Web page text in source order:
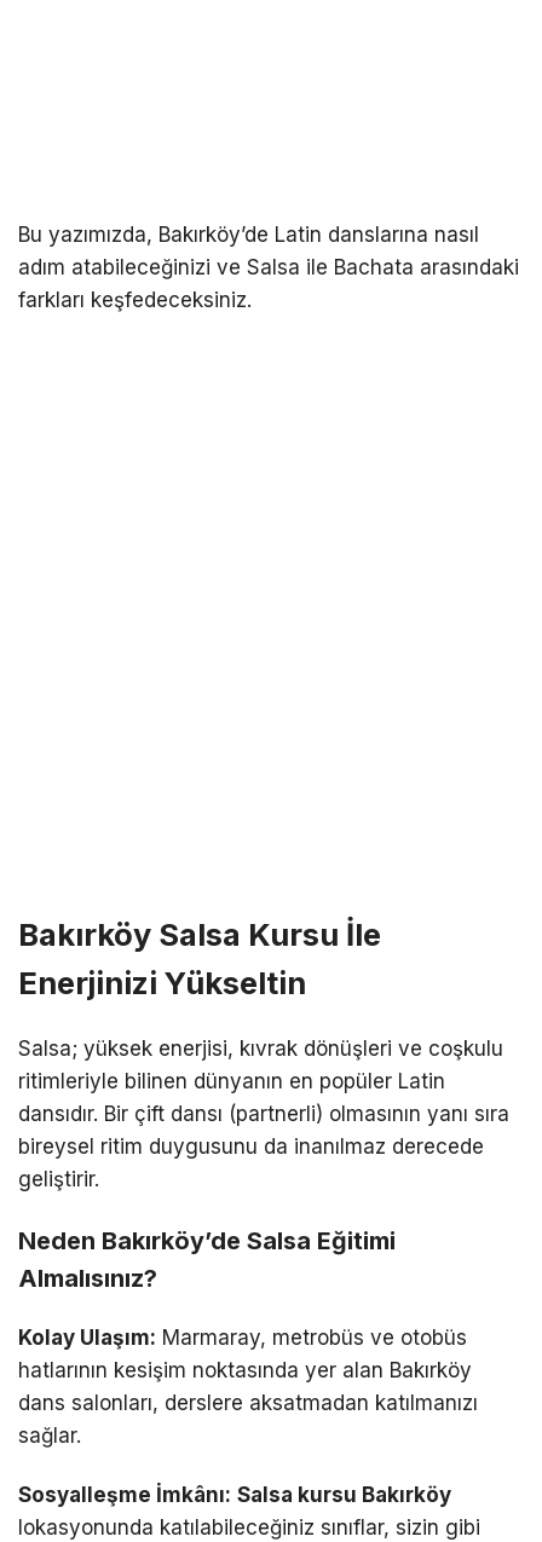
Bu yazımızda, Bakırköy’de Latin danslarına nasıl
adım atabileceğinizi ve Salsa ile Bachata arasındaki
farkları keşfedeceksiniz.
Bakırköy Salsa Kursu İle
Enerjinizi Yükseltin
Salsa; yüksek enerjisi, kıvrak dönüşleri ve coşkulu
ritimleriyle bilinen dünyanın en popüler Latin
dansıdır. Bir çift dansı (partnerli) olmasının yanı sıra
bireysel ritim duygusunu da inanılmaz derecede
geliştirir.
Neden Bakırköy’de Salsa Eğitimi
Almalısınız?
Kolay Ulaşım: Marmaray, metrobüs ve otobüs
hatlarının kesişim noktasında yer alan Bakırköy
dans salonları, derslere aksatmadan katılmanızı
sağlar.
Sosyalleşme İmkânı: Salsa kursu Bakırköy
lokasyonunda katılabileceğiniz sınıflar, sizin gibi